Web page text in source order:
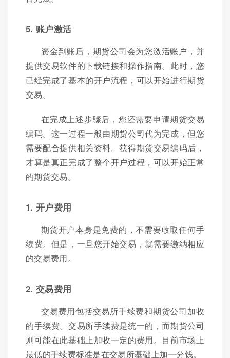
5. 账户激活
资金到账后，期货公司会为您激活账户，并
提供交易软件的下载链接和操作指南。此时，您
已经完成了基本的开户流程，可以开始进行期货
交易。
在完成上述步骤后，您还需要申请期货交易
编码。这一过程一般由期货公司代为完成，但您
需要配合提供相关资料。获得期货交易编码后，
才算是真正完成了整个开户过程，可以开始正常
的期货交易。
1. 开户费用
期货开户本身是免费的，不需要收取任何手
续费。但是，一旦您开始交易，就需要缴纳相应
的交易费用。
2. 交易费用
交易费用包括交易所手续费和期货公司加收
的手续费。交易所手续费是统一的，而期货公司
则可能在此基础上加收一定的费用。目前市场上
最低的手续费标准是在交易所基础上加一分钱。